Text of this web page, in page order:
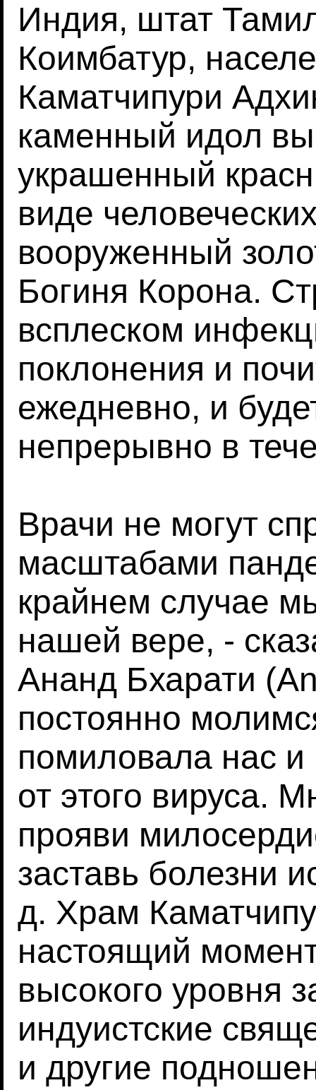
Индия, штат
Коимбатур,
Каматчипури
каменный идол
украшенный
виде
вооруженный
Богиня Корона.
всплеском
поклонения и
ежедневно, и
непрерывно в
Врачи не могут
масштабами
крайнем случае
нашей вере, -
Ананд Бхарати
постоянно
помиловала нас и
от этого вируса.
прояви
заставь болезни
д. Храм
настоящий
высокого уровня
индуистские
и другие